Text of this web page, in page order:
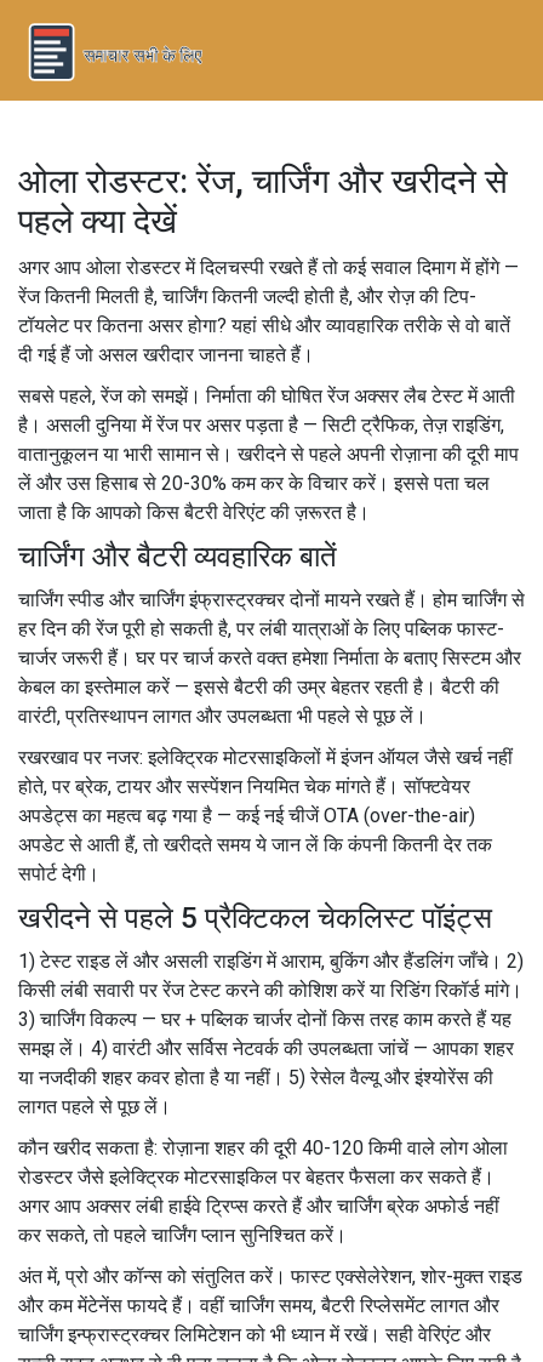
ओला रोडस्टर: रेंज, चार्जिंग और खरीदने से
पहले क्या देखें
अगर आप ओला रोडस्टर में दिलचस्पी रखते हैं तो कई सवाल दिमाग में होंगे —
रेंज कितनी मिलती है, चार्जिंग कितनी जल्दी होती है, और रोज़ की टिप-
टॉयलेट पर कितना असर होगा? यहां सीधे और व्यावहारिक तरीके से वो बातें
दी गई हैं जो असल खरीदार जानना चाहते हैं।
सबसे पहले, रेंज को समझें। निर्माता की घोषित रेंज अक्सर लैब टेस्ट में आती
है। असली दुनिया में रेंज पर असर पड़ता है — सिटी ट्रैफिक, तेज़ राइडिंग,
वातानुकूलन या भारी सामान से। खरीदने से पहले अपनी रोज़ाना की दूरी माप
लें और उस हिसाब से 20-30% कम कर के विचार करें। इससे पता चल
जाता है कि आपको किस बैटरी वेरिएंट की ज़रूरत है।
चार्जिंग और बैटरी व्यवहारिक बातें
चार्जिंग स्पीड और चार्जिंग इंफ्रास्ट्रक्चर दोनों मायने रखते हैं। होम चार्जिंग से
हर दिन की रेंज पूरी हो सकती है, पर लंबी यात्राओं के लिए पब्लिक फास्ट-
चार्जर जरूरी हैं। घर पर चार्ज करते वक्त हमेशा निर्माता के बताए सिस्टम और
केबल का इस्तेमाल करें — इससे बैटरी की उम्र बेहतर रहती है। बैटरी की
वारंटी, प्रतिस्थापन लागत और उपलब्धता भी पहले से पूछ लें।
रखरखाव पर नजर: इलेक्ट्रिक मोटरसाइकिलों में इंजन ऑयल जैसे खर्च नहीं
होते, पर ब्रेक, टायर और सस्पेंशन नियमित चेक मांगते हैं। सॉफ्टवेयर
अपडेट्स का महत्व बढ़ गया है — कई नई चीजें OTA (over-the-air)
अपडेट से आती हैं, तो खरीदते समय ये जान लें कि कंपनी कितनी देर तक
सपोर्ट देगी।
खरीदने से पहले 5 प्रैक्टिकल चेकलिस्ट पॉइंट्स
1) टेस्ट राइड लें और असली राइडिंग में आराम, बुकिंग और हैंडलिंग जाँचे। 2)
किसी लंबी सवारी पर रेंज टेस्ट करने की कोशिश करें या रिडिंग रिकॉर्ड मांगे।
3) चार्जिंग विकल्प — घर + पब्लिक चार्जर दोनों किस तरह काम करते हैं यह
समझ लें। 4) वारंटी और सर्विस नेटवर्क की उपलब्धता जांचें — आपका शहर
या नजदीकी शहर कवर होता है या नहीं। 5) रेसेल वैल्यू और इंश्योरेंस की
लागत पहले से पूछ लें।
कौन खरीद सकता है: रोज़ाना शहर की दूरी 40-120 किमी वाले लोग ओला
रोडस्टर जैसे इलेक्ट्रिक मोटरसाइकिल पर बेहतर फैसला कर सकते हैं।
अगर आप अक्सर लंबी हाईवे ट्रिप्स करते हैं और चार्जिंग ब्रेक अफोर्ड नहीं
कर सकते, तो पहले चार्जिंग प्लान सुनिश्चित करें।
अंत में, प्रो और कॉन्स को संतुलित करें। फास्ट एक्सेलेरेशन, शोर-मुक्त राइड
और कम मेंटेनेंस फायदे हैं। वहीं चार्जिंग समय, बैटरी रिप्लेसमेंट लागत और
चार्जिंग इन्फ्रास्ट्रक्चर लिमिटेशन को भी ध्यान में रखें। सही वेरिएंट और